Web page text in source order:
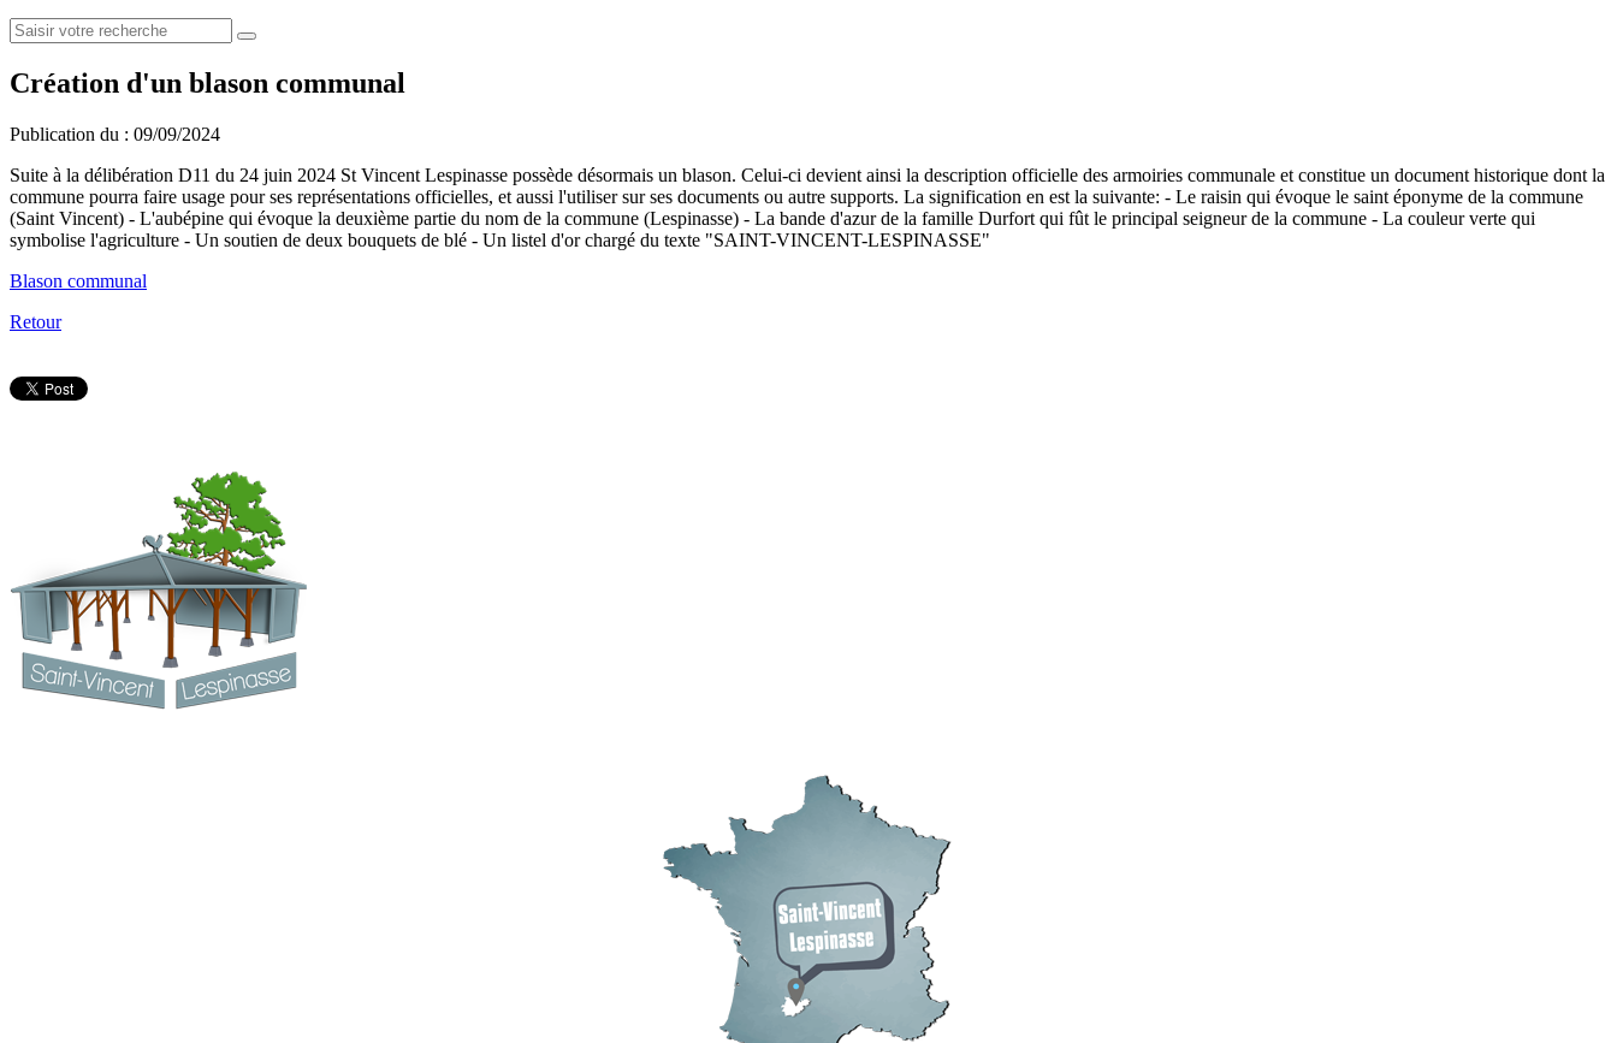
Création d'un blason communal
Publication du : 09/09/2024
Suite à la délibération D11 du 24 juin 2024 St Vincent Lespinasse possède désormais un blason. Celui-ci devient ainsi la description officielle des armoiries communale et constitue un document historique dont la
commune pourra faire usage pour ses représentations officielles, et aussi l'utiliser sur ses documents ou autre supports. La signification en est la suivante: - Le raisin qui évoque le saint éponyme de la commune
(Saint Vincent) - L'aubépine qui évoque la deuxième partie du nom de la commune (Lespinasse) - La bande d'azur de la famille Durfort qui fût le principal seigneur de la commune - La couleur verte qui
symbolise l'agriculture - Un soutien de deux bouquets de blé - Un listel d'or chargé du texte "SAINT-VINCENT-LESPINASSE"
Blason communal
Retour